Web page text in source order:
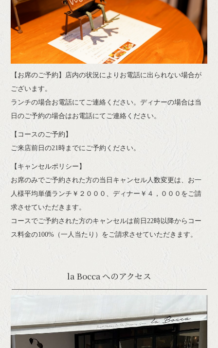
【お席のご予約】店内の状況によりお電話に出られない場合が
ございます。
ランチの場合お電話にてご連絡ください。ディナーの場合は当
日のご予約の場合はお電話にてご連絡ください。
【コースのご予約】
ご来店前日の21時までにご予約ください。
【キャンセルポリシー】
お席のみでご予約された方の当日キャンセル人数変更は、お一
人様平均単価ランチ￥２０００、ディナー￥４，０００をご請
求させていただきます。
コースでご予約された方のキャンセルは前日22時以降からコー
ス料金の100%（一人当たり）をご請求させていただきます。
la Bocca へのアクセス